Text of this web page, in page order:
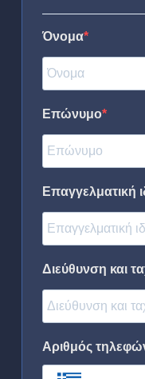
Όνομα
Επώνυμο
Επαγγελματική
Διεύθυνση και
Αριθμός